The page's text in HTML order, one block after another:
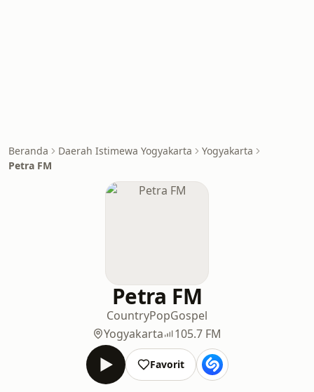
Beranda Daerah Istimewa Yogyakarta
Yogyakarta
Petra FM
Petra FM
CountryPopGospel
Yogyakarta
105.7 FM
Favorit